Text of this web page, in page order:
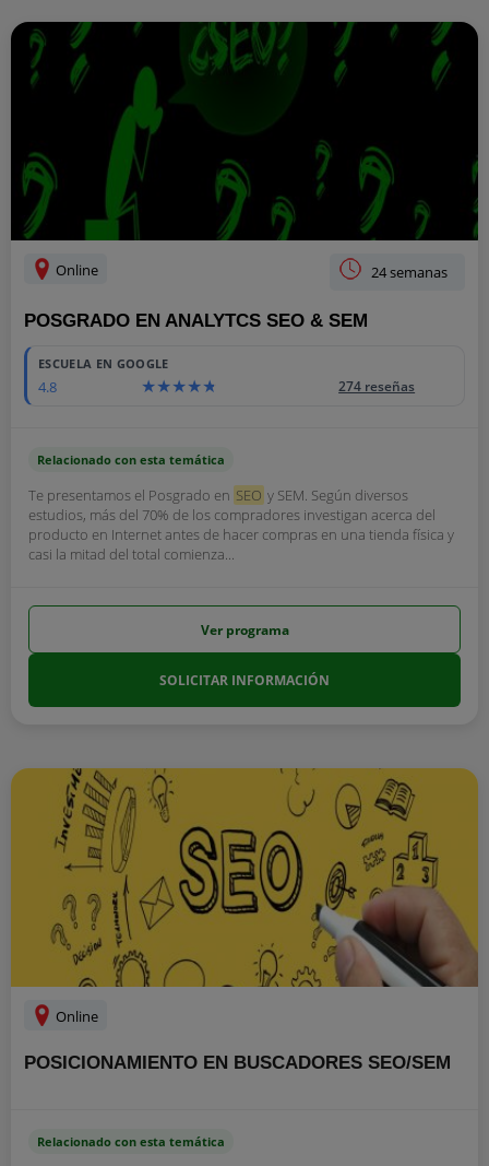
Online 24 semanas
POSGRADO EN ANALYTCS SEO & SEM
ESCUELA EN GOOGLE
4.8 274 reseñas
Relacionado con esta temática
Te presentamos el Posgrado en SEO y SEM. Según diversos
estudios, más del 70% de los compradores investigan acerca del
producto en Internet antes de hacer compras en una tienda física y
casi la mitad del total comienza...
Ver programa
SOLICITAR INFORMACIÓN
Online
POSICIONAMIENTO EN BUSCADORES SEO/SEM
Relacionado con esta temática